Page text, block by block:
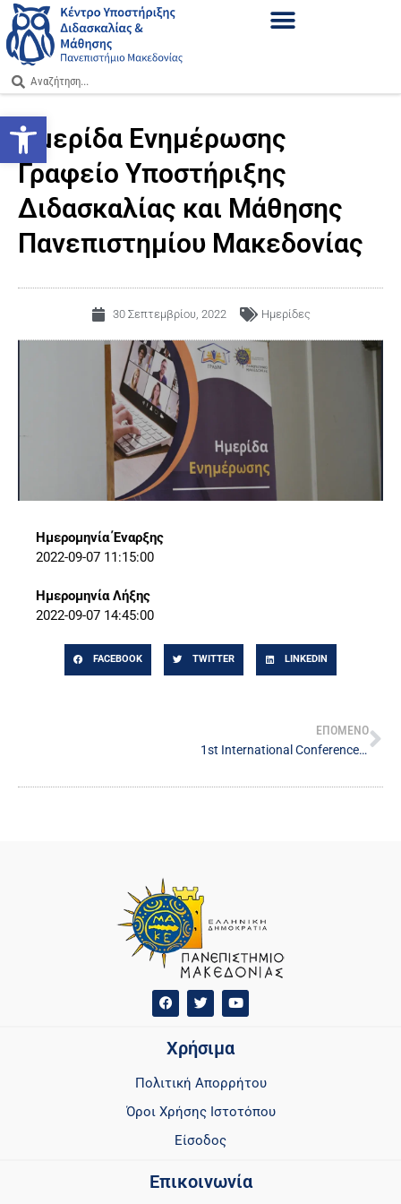
Ανοίξτε τη γραμμή εργαλείων
Ημερίδα Ενημέρωσης
Γραφείο Υποστήριξης
Διδασκαλίας και Μάθησης
Πανεπιστημίου Μακεδονίας
30 Σεπτεμβρίου, 2022 Ημερίδες
Ημερομηνία Έναρξης
2022-09-07 11:15:00
Ημερομηνία Λήξης
2022-09-07 14:45:00
FACEBOOK TWITTER LINKEDIN
ΕΠΟΜΕΝΟ
1st International Conference of the Network of Learning and Teaching Centers in Greek Universities: Transforming Higher Education Teaching Practice.
Χρήσιμα
Πολιτική Απορρήτου
Όροι Χρήσης Ιστοτόπου
Είσοδος
Επικοινωνία